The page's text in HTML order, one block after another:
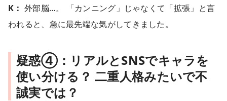
K： 外部脳…。 「カンニング」じゃなくて「拡張」と言
われると、急に最先端な気がしてきました。
疑惑④：リアルとSNSでキャラを
使い分ける？ 二重人格みたいで不
誠実では？